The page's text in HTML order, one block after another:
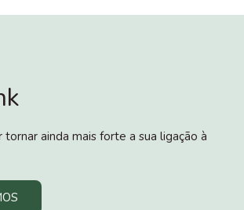
ainda mais forte a sua ligação à